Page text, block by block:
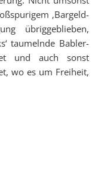
‚Bargeld-
übriggeblieben,
taumelnde Babler-
und auch sonst
wo es um Freiheit,